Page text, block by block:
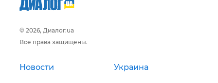
© 2026, Диалог.ua
Все права защищены.
Новости Украина